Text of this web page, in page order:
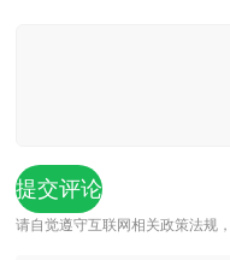
请自觉遵守互联网相关政策法规